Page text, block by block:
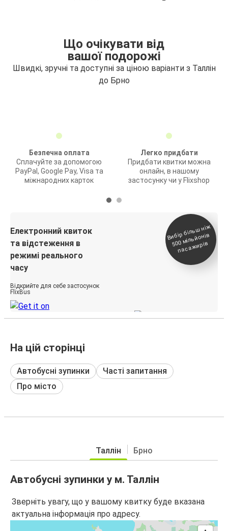
Що очікувати від
вашої подорожі
Швидкі, зручні та доступні за ціною варіанти з Таллін
до Брно
Безпечна оплата
Сплачуйте за допомогою
PayPal, Google Pay, Visa та
міжнародних карток
Легко придбати
Придбати квитки можна
онлайн, в нашому
застосунку чи у Flixshop
Електронний квиток
та відстеження в
режимі реального
часу
Відкрийте для себе застосунок
FlixBus
Вибір біль
ш ні
ж
500
мільйонів
паса
жирів
На цій сторінці
Автобусні зупинки
Часті запитання
Про місто
Таллін Брно
Автобусні зупинки у м. Таллін
Зверніть увагу, що у вашому квитку буде вказана
актуальна інформація про адресу.